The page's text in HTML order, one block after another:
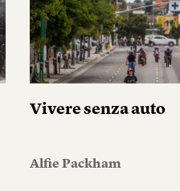
Vivere senza auto
Alfie Packham